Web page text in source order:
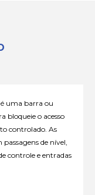
é uma barra ou
bloqueie o acesso
controlado. As
de nível,
controle e entradas